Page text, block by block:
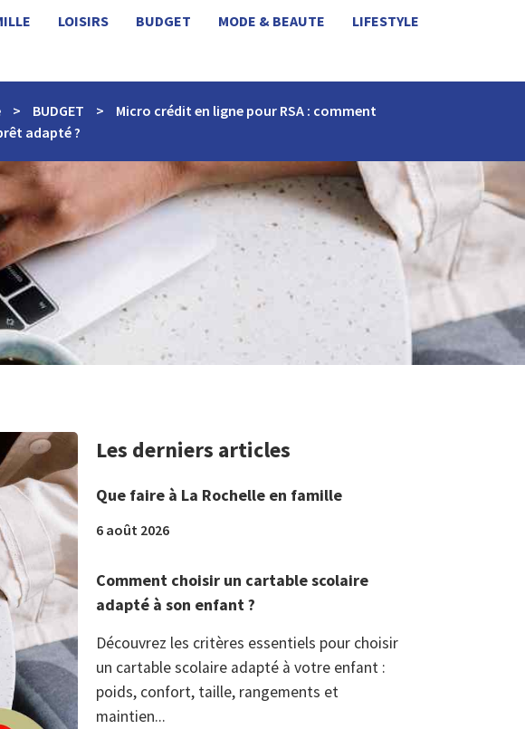
LOISIRS BUDGET MODE & BEAUTE LIFESTYLE
> BUDGET >
Micro crédit en ligne pour RSA : comment
adapté ?
Les derniers articles
Que faire à La Rochelle en famille
6 août 2026
Comment choisir un cartable scolaire
adapté à son enfant ?
Découvrez les critères essentiels pour choisir
un cartable scolaire adapté à votre enfant :
poids, confort, taille, rangements et
maintien...